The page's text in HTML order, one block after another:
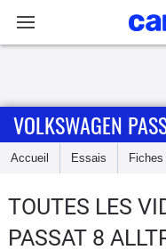
Accueil
Essais
VOLKSWAGEN
Accueil Essais
TOUTES LES
PASSAT 8